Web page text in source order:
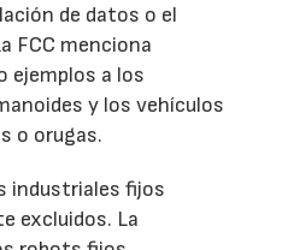
de datos o el
FCC menciona
ejemplos a los
y los vehículos
o orugas.
industriales fijos
excluidos. La